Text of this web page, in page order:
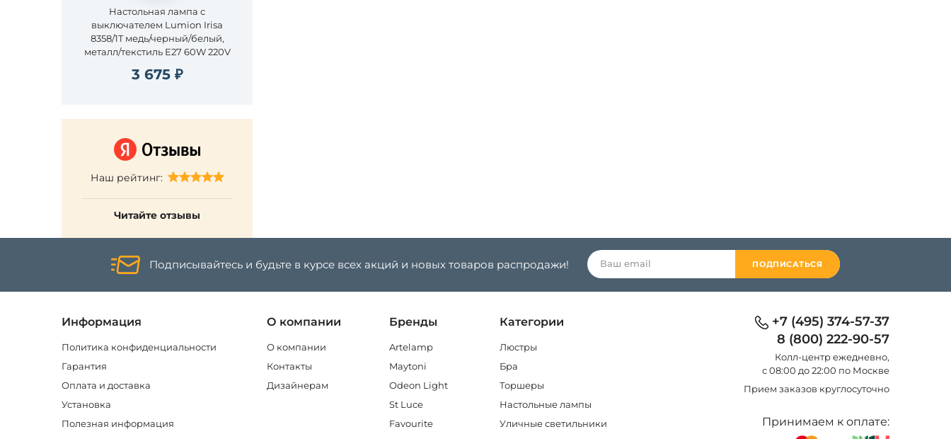
Настольная лампа с
выключателем Lumion Irisa
8358/1T медь/черный/белый,
металл/текстиль E27 60W 220V
3 675 ₽
Наш рейтинг:
Читайте отзывы
Подписывайтесь и будьте в курсе всех акций и новых товаров распродажи! ПОДПИСАТЬСЯ
Информация
Политика конфиденциальности
Гарантия
Оплата и доставка
Установка
Полезная информация
О компании
О компании
Контакты
Дизайнерам
Бренды
Artelamp
Maytoni
Odeon Light
St Luce
Favourite
Категории
Люстры
Бра
Торшеры
Настольные лампы
Уличные светильники
+7 (495) 374-57-37
8 (800) 222-90-57
Колл-центр eжедневно,
с 08:00 до 22:00 по Москве
Прием заказов круглосуточно
Принимаем к оплате: